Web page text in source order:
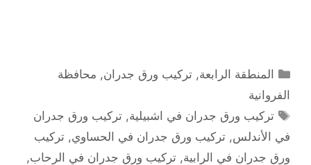
التصنيفات
المنطقة الرابعة,تركيب ورق جدران, محافظة
الفروانية
الوسوم
تركيب ورق جدران في اشبيلية,تركيب ورق جدران
في الأندلس, تركيب ورق جدران في الحساوي, تركيب
ورق جدران في الرابية, تركيب ورق جدران في الرحاب,